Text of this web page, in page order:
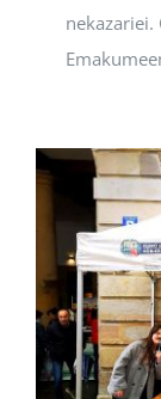
nekazariei.